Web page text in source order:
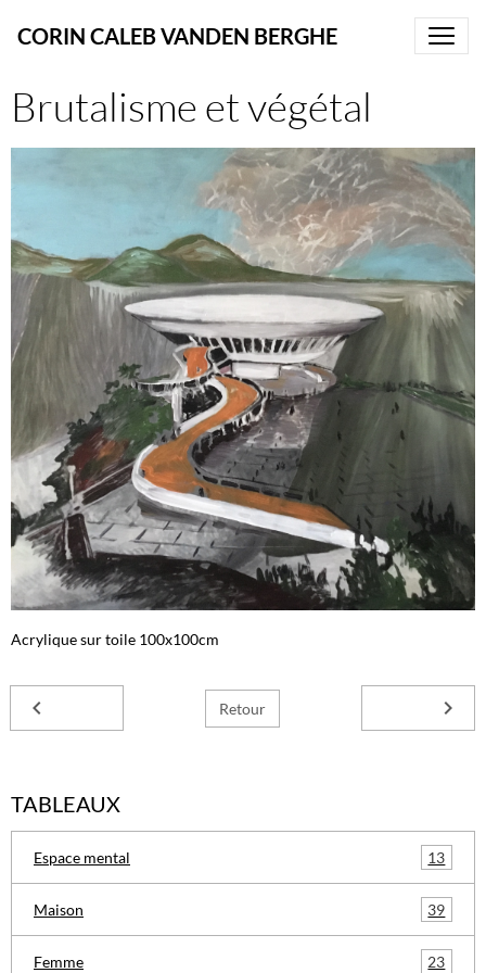
CORIN CALEB VANDEN BERGHE
Brutalisme et végétal
Acrylique sur toile 100x100cm
Retour
TABLEAUX
Espace mental 13
Maison 39
Femme 23